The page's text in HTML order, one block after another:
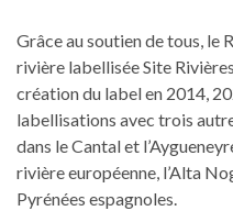
Grâce au soutien de tous, le
rivière labellisée Site
création du label en 2014,
labellisations avec trois
dans le Cantal et
rivière européenne, l’Alta
Pyrénées espagnoles.